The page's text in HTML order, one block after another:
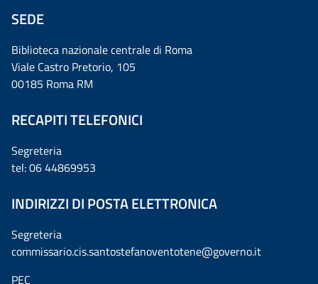
SEDE
Biblioteca nazionale centrale di Roma
Viale Castro Pretorio, 105
00185 Roma RM
RECAPITI TELEFONICI
Segreteria
tel: 06 44869953
INDIRIZZI DI POSTA ELETTRONICA
Segreteria
commissario.cis.santostefanoventotene@governo.it
PEC